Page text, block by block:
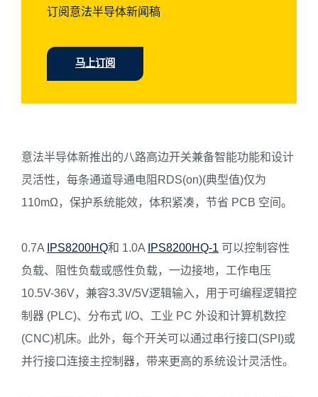
订阅意法半导体新闻稿
马上订阅
意法半导体新推出的八路高边开关兼备智能功能和设计
灵活性，每条通道导通电阻RDS(on)(典型值)仅为
110mΩ，保护系统能效，体积紧凑，节省 PCB 空间。
0.7A IPS8200HQ和 1.0A IPS8200HQ-1 可以控制容性
负载、阻性负载或感性负载，一边接地，工作电压
10.5V-36V，兼容3.3V/5V逻辑输入，用于可编程逻辑控
制器 (PLC)、分布式 I/O、工业 PC 外设和计算机数控
(CNC)机床。此外，每个开关可以通过串行接口(SPI)或
并行接口连接主控制器，带来更高的系统设计灵活性。